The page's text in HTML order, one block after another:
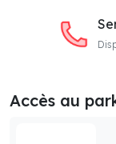
Accès au